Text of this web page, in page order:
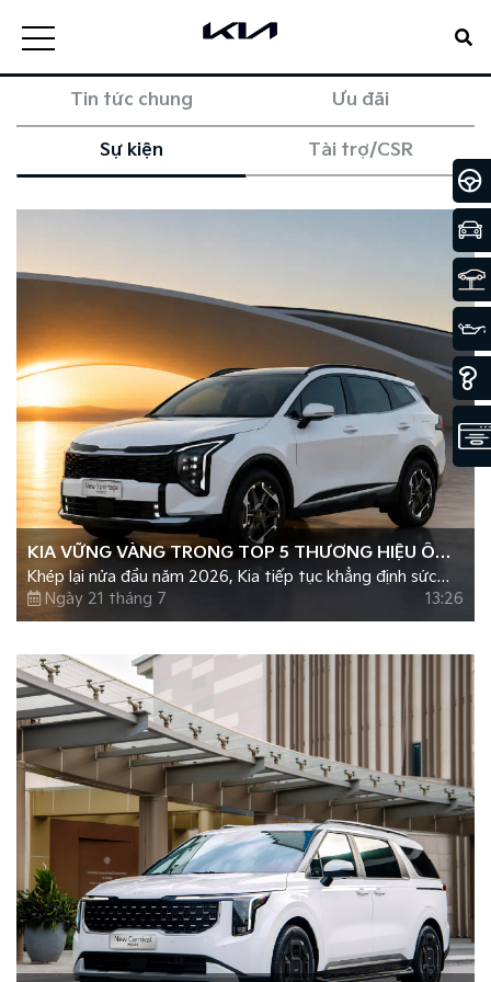
Tin tức chung Ưu đãi
Sự kiện Tài trợ/CSR
KIA VỮNG VÀNG TRONG TOP 5 THƯƠNG HIỆU Ô
TÔ BÁN CHẠY NHẤT NỬA ĐẦU NĂM 2026
Khép lại nửa đầu năm 2026, Kia tiếp tục khẳng định sức
hút trên thị trường ô tô Việt Nam với gần 16.000 xe được
bàn giao đến tay khách hàng, tăng trưởng hơn 50% so với
Ngày 21 tháng 7 13:26